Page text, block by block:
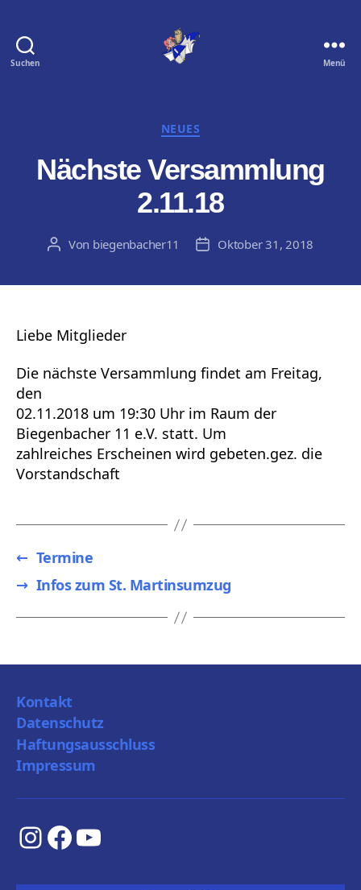
Suchen
V.
Menü
Kategorien
NEUES
Nächste Versammlung
2.11.18
Beitragsautor
Von biegenbacher11 Veröffentlichungsdatum
Oktober 31, 2018
Liebe Mitglieder
Die nächste Versammlung findet am Freitag,
den
02.11.2018 um 19:30 Uhr im Raum der
Biegenbacher 11 e.V. statt. Um
zahlreiches Erscheinen wird gebeten.gez. die
Vorstandschaft
← Termine
→ Infos zum St. Martinsumzug
Kontakt
Datenschutz
Haftungsausschluss
Impressum
Instagram
Facebook
YouTube